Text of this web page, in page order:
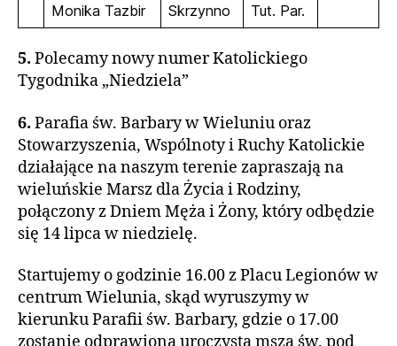
Monika Tazbir
Skrzynno Tut. Par.
5. Polecamy nowy numer Katolickiego
Tygodnika „Niedziela”
6. Parafia św. Barbary w Wieluniu oraz
Stowarzyszenia, Wspólnoty i Ruchy Katolickie
działające na naszym terenie zapraszają na
wieluńskie Marsz dla Życia i Rodziny,
połączony z Dniem Męża i Żony, który odbędzie
się 14 lipca w niedzielę.
Startujemy o godzinie 16.00 z Placu Legionów w
centrum Wielunia, skąd wyruszymy w
kierunku Parafii św. Barbary, gdzie o 17.00